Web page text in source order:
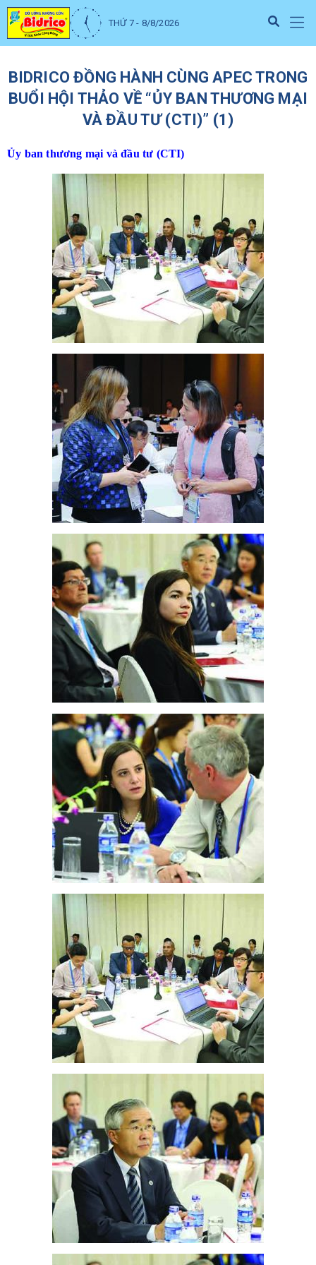
THỨ 7 - 8/8/2026
BIDRICO ĐỒNG HÀNH CÙNG APEC TRONG
BUỔI HỘI THẢO VỀ “ỦY BAN THƯƠNG MẠI
VÀ ĐẦU TƯ (CTI)” (1)
Ủy ban thương mại và đầu tư (CTI)